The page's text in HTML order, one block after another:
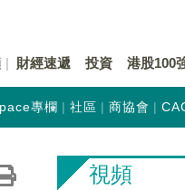
財經速遞 投資 港股100
專欄 社區 商協會
視頻